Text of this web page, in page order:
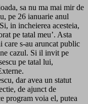
sa nu ma mai mir de
pe 26 ianuarie anul
in incheierea acesteia,
pe tatal meu’. Asta
care s-au aruncat public
cazul. Si il invit pe
pe tatal lui,
dar avea un statut
de ajunct de
program voia el, putea